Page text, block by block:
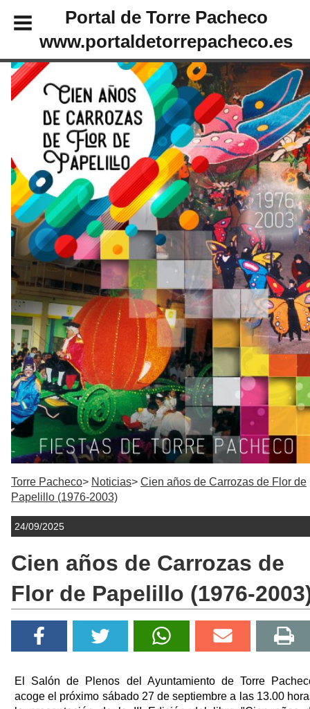
Portal de Torre Pacheco
www.portaldetorrepacheco.es
Torre Pacheco Noticias
Cien años de Carrozas de Flor de
Papelillo (1976-2003)
24/09/2025
Cien años de Carrozas de
Flor de Papelillo (1976-
El Salón de Plenos del Ayuntamiento de Torre
acoge el próximo sábado 27 de septiembre a las 13.00